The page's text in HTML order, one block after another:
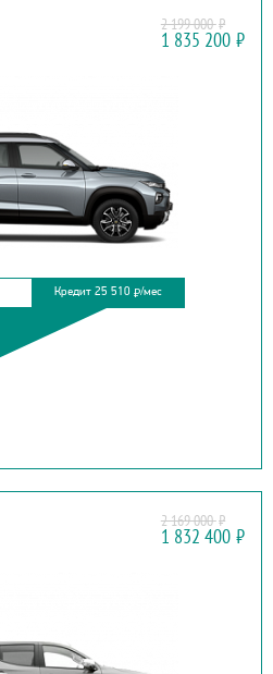
2 199 000₽
1 835 200 ₽
Кредит 25 510 ₽/мес
2 169 000₽
1 832 400 ₽